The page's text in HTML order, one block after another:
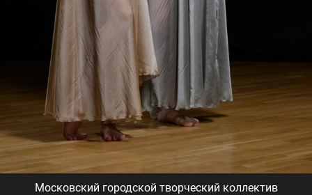
Московский городской творческий коллектив